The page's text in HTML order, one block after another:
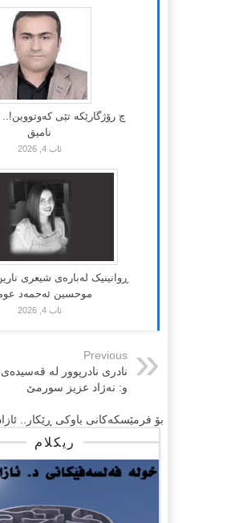
چ رۆژگارێکە تێی
نامیق
ئاب 4, 2026
ڕوانینیک لەبارەى شیعرى
موحسین ئەحمەد
ئاب 4, 2026
Previous
نادری نادرپوور له‌
و: نه‌ژاد عزیز سورمێ
بۆ فرمێسکەکانی باوکی ڕێکار..
ریکلام